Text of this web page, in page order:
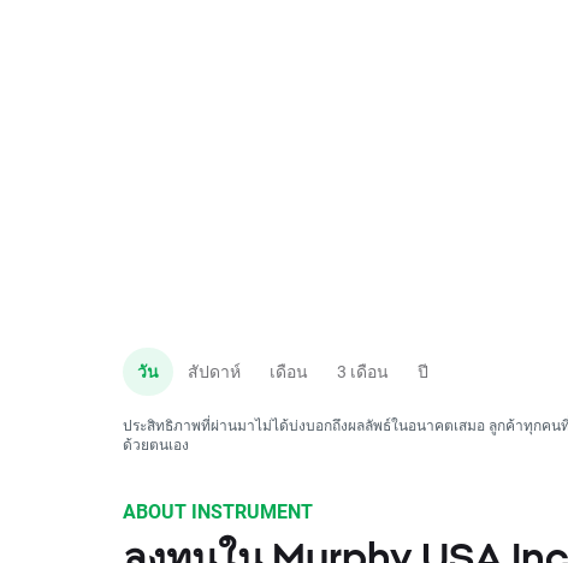
วัน สัปดาห์ เดือน 3 เดือน ปี
ประสิทธิภาพที่ผ่านมาไม่ได้บ่งบอกถึงผลลัพธ์ในอนาคตเสมอ ลูกค้าทุกค
ด้วยตนเอง
ABOUT INSTRUMENT